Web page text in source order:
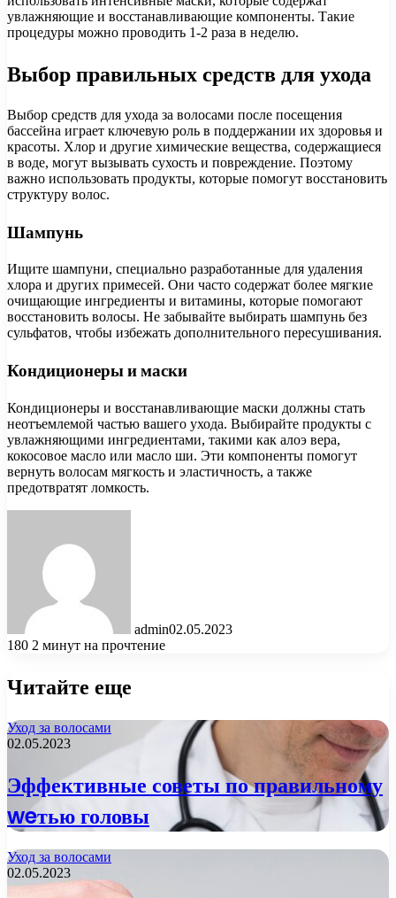
увлажняющие и восстанавливающие компоненты. Такие
процедуры можно проводить 1-2 раза в неделю.
Выбор правильных средств для ухода
Выбор средств для ухода за волосами после посещения
бассейна играет ключевую роль в поддержании их здоровья и
красоты. Хлор и другие химические вещества, содержащиеся
в воде, могут вызывать сухость и повреждение. Поэтому
важно использовать продукты, которые помогут восстановить
структуру волос.
Шампунь
Ищите шампуни, специально разработанные для удаления
хлора и других примесей. Они часто содержат более мягкие
очищающие ингредиенты и витамины, которые помогают
восстановить волосы. Не забывайте выбирать шампунь без
сульфатов, чтобы избежать дополнительного пересушивания.
Кондиционеры и маски
Кондиционеры и восстанавливающие маски должны стать
неотъемлемой частью вашего ухода. Выбирайте продукты с
увлажняющими ингредиентами, такими как алоэ вера,
кокосовое масло или масло ши. Эти компоненты помогут
вернуть волосам мягкость и эластичность, а также
предотвратят ломкость.
admin02.05.2023
180 2 минут на прочтение
Читайте еще
Уход за волосами
02.05.2023
Эффективные советы по правильному
weтью головы
Уход за волосами
02.05.2023